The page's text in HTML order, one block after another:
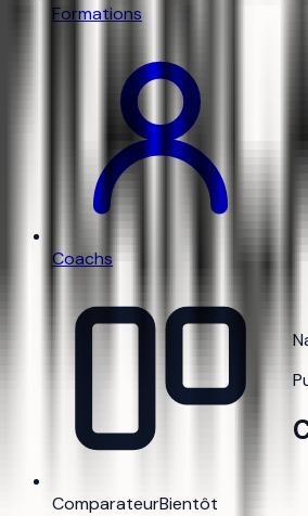
Formations
Coachs
ComparateurBientôt